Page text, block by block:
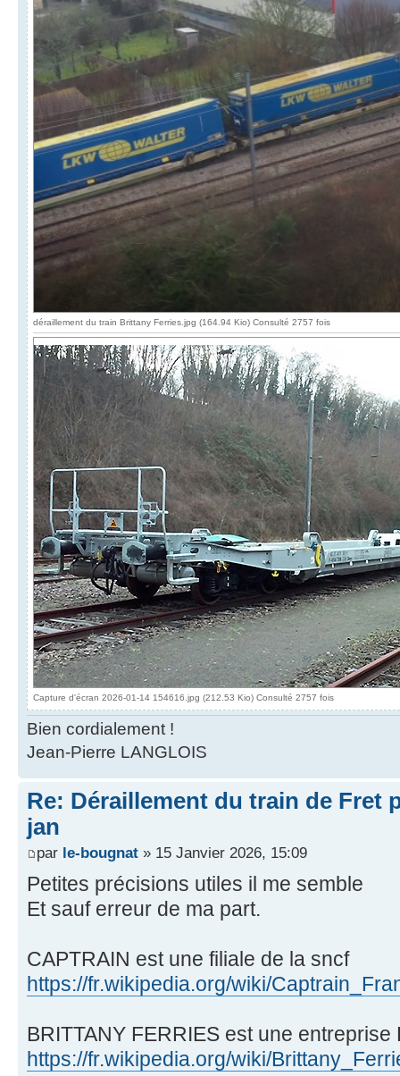
déraillement du train Brittany Ferries.jpg (164.94 Kio) Consulté 2757 fois
Capture d'écran 2026-01-14 154616.jpg (212.53 Kio) Consulté 2757 fois
Bien cordialement !
Jean-Pierre LANGLOIS
Re: Déraillement du train de Fret
jan
par le-bougnat » 15 Janvier 2026, 15:09
Petites précisions utiles il me semble
Et sauf erreur de ma part.
CAPTRAIN est une filiale de la sncf
https://fr.wikipedia.org/wiki/
BRITTANY FERRIES est une entreprise
https://fr.wikipedia.org/wiki/